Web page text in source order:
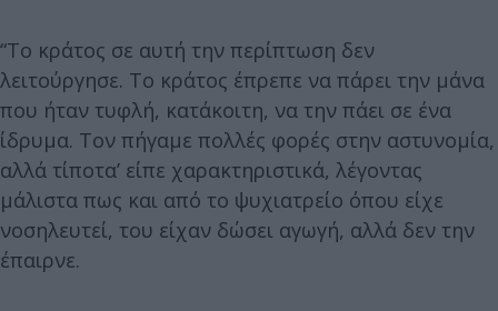
“Το κράτος σε αυτή την περίπτωση δεν
λειτούργησε. Το κράτος έπρεπε να πάρει την μάνα
που ήταν τυφλή, κατάκοιτη, να την πάει σε ένα
ίδρυμα. Τον πήγαμε πολλές φορές στην αστυνομία,
αλλά τίποτα’ είπε χαρακτηριστικά, λέγοντας
μάλιστα πως και από το ψυχιατρείο όπου είχε
νοσηλευτεί, του είχαν δώσει αγωγή, αλλά δεν την
έπαιρνε.